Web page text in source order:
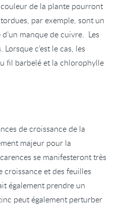
de la plante pourront
par exemple, sont un
manque de cuivre. Les
c’est le cas, les
fil barbelé et la chlorophylle
de croissance de la
majeur pour la
se manifesteront très
croissance et des feuilles
également prendre un
peut également perturber